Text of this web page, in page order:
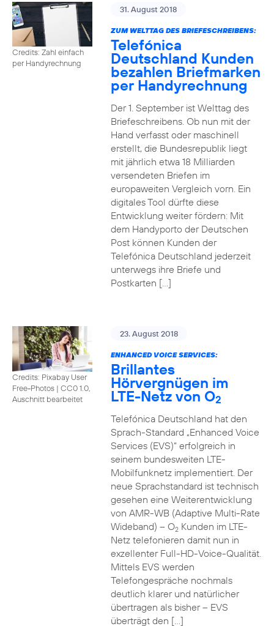
Credits: Zahl einfach
per Handyrechnung
31. August 2018
ZUM WELTTAG DES BRIEFESCHREIBENS:
Telefónica
Deutschland Kunden
bezahlen Briefmarken
per Handyrechnung
Der 1. September ist Welttag des
Briefeschreibens. Ob nun mit der
Hand verfasst oder maschinell
erstellt, die Bundesrepublik liegt
mit jährlich etwa 18 Milliarden
versendeten Briefen im
europaweiten Vergleich vorn. Ein
digitales Tool dürfte diese
Entwicklung weiter fördern: Mit
dem Handyporto der Deutschen
Post können Kunden der
Telefónica Deutschland jederzeit
unterwegs ihre Briefe und
Postkarten […]
Credits: Pixabay User
Free-Photos | CC0 1.0,
Auschnitt bearbeitet
23. August 2018
ENHANCED VOICE SERVICES:
Brillantes
Hörvergnügen im
LTE-Netz von O2
Telefónica Deutschland hat den
Sprach-Standard „Enhanced Voice
Services (EVS)“ erfolgreich in
seinem bundesweiten LTE-
Mobilfunknetz implementiert. Der
neue Sprachstandard ist technisch
gesehen eine Weiterentwicklung
von AMR-WB (Adaptive Multi-Rate
Wideband) – O2Kunden im LTE-
Netz telefonieren damit nun in
exzellenter Full-HD-Voice-Qualität.
Mittels EVS werden
Telefongespräche nochmals
deutlich klarer und natürlicher
übertragen als bisher – EVS
überträgt den […]